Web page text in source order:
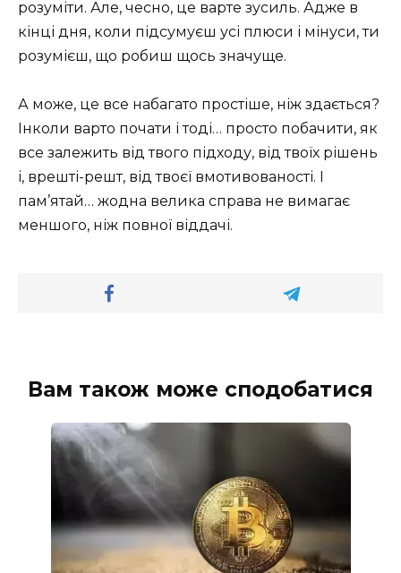
розуміти. Але, чесно, це варте зусиль. Адже в
кінці дня, коли підсумуєш усі плюси і мінуси, ти
розумієш, що робиш щось значуще.
А може, це все набагато простіше, ніж здається?
Інколи варто почати і тоді… просто побачити, як
все залежить від твого підходу, від твоїх рішень
і, врешті-решт, від твоєї вмотивованості. І
пам’ятай… жодна велика справа не вимагає
меншого, ніж повної віддачі.
Вам також може сподобатися